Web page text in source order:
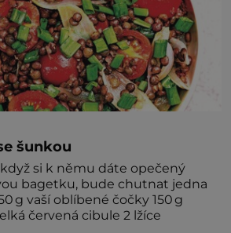
šunkou
když si k němu dáte opečený
bagetku, bude chutnat jedna
červená cibule 2 lžíce